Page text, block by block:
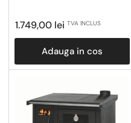
Pret
obisnuit
1.749,00 lei TVA INCLUS
Adauga in cos